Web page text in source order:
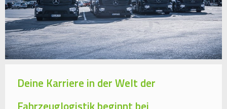
Deine Karriere in der Welt der